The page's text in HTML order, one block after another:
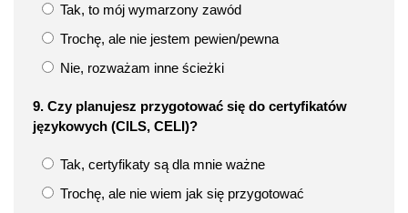
Tak, to mój wymarzony zawód
Trochę, ale nie jestem pewien/pewna
Nie, rozważam inne ścieżki
9. Czy planujesz przygotować się do certyfikatów
językowych (CILS, CELI)?
Tak, certyfikaty są dla mnie ważne
Trochę, ale nie wiem jak się przygotować